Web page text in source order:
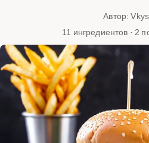
Автор:
11 ингредиентов · 2